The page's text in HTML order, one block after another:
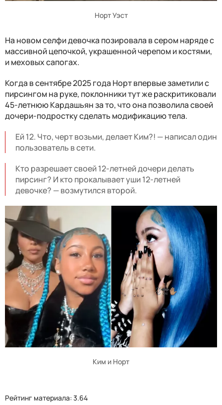
Норт Уэст
На новом селфи девочка позировала в сером наряде с
массивной цепочкой, украшенной черепом и костями,
и меховых сапогах.
Когда в сентябре 2025 года Норт впервые заметили с
пирсингом на руке, поклонники тут же раскритиковали
45-летнюю Кардашьян за то, что она позволила своей
дочери-подростку сделать модификацию тела.
Ей 12. Что, черт возьми, делает Ким?! — написал один
пользователь в сети.
Кто разрешает своей 12-летней дочери делать
пирсинг? И кто прокалывает уши 12-летней
девочке? — возмутился второй.
Ким и Норт
Рейтинг материала: 3.64